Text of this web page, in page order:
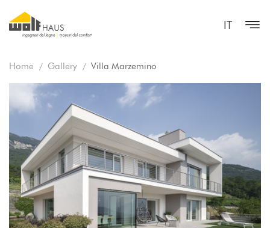
IT
Home Gallery Villa Marzemino